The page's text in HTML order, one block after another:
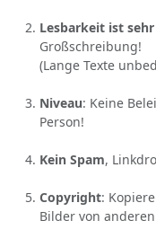
Lesbarkeit ist
Großschreibung!
(Lange Texte
Niveau: Keine
Person!
Kein Spam,
Copyright:
Bilder von